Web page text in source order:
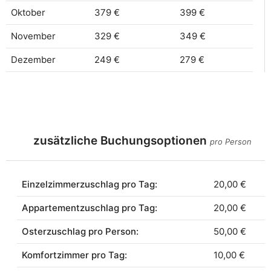
Oktober 379 € 399 €
November 329 € 349 €
Dezember 249 € 279 €
zusätzliche Buchungsoptionen pro Person
Einzelzimmerzuschlag pro Tag: 20,00 €
Appartementzuschlag pro Tag: 20,00 €
Osterzuschlag pro Person: 50,00 €
Komfortzimmer pro Tag: 10,00 €